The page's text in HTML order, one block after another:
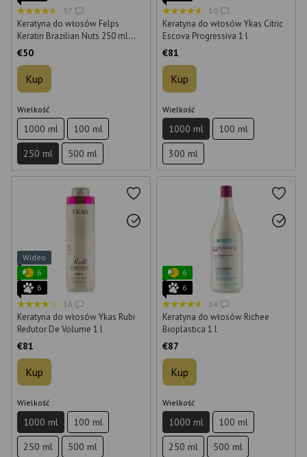
37
Keratyna do włosów Felps
Keratin Brazilian Nuts 250 ml
(krok 2)
€50
Kup
Wielkość
1000 ml
100 ml
250 ml
500 ml
10
Keratyna do włosów Ykas Citric
Escova Progressiva 1 l
€81
Kup
Wielkość
1000 ml
100 ml
300 ml
Wideo
6
6
16
Keratyna do włosów Ykas Rubi
Redutor De Volume 1 l
€81
Kup
Wielkość
1000 ml
100 ml
250 ml
500 ml
6
6
14
Keratyna do włosów Richee
Bioplastica 1 l
€87
Kup
Wielkość
1000 ml
100 ml
250 ml
500 ml